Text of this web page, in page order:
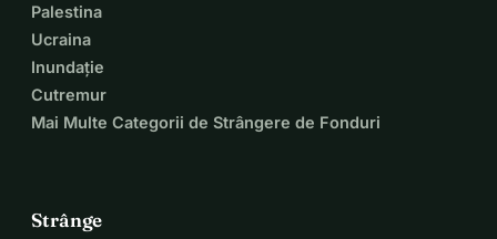
Palestina
Ucraina
Inundație
Cutremur
Mai Multe Categorii de Strângere de Fonduri
Strânge